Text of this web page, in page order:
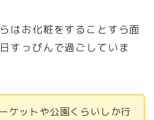
はお化粧をすることすら面
すっぴんで過ごしていま
ケットや公園くらいしか行